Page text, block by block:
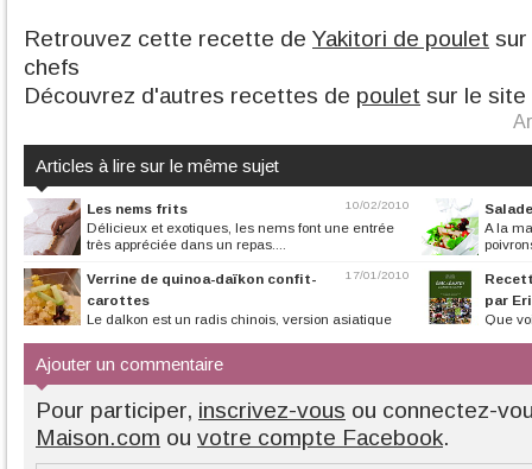
Retrouvez cette recette de Yakitori de poulet
chefs
Découvrez d'autres recettes de poulet sur le
Articles à lire sur le même sujet
10/02/2010
Les nems frits
Délicieux et exotiques, les nems font une entrée
très appréciée dans un repas....
A la
17/01/2010
Verrine de quinoa-daïkon confit-
carottes
Le daIkon est un radis chinois, version asiatique
par
Que
Ajouter un commentaire
Pour participer, inscrivez-vous ou connectez-
Maison.com ou votre compte Facebook.